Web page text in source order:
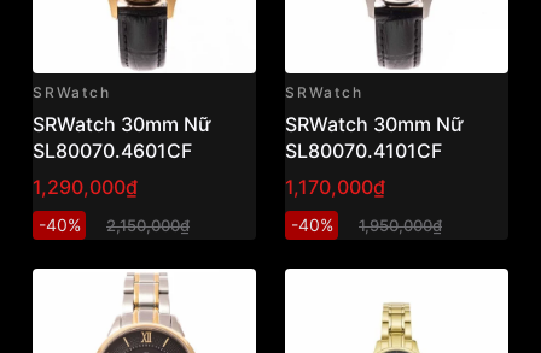
SRWatch
SRWatch 30mm Nữ
SL80070.4601CF
1,290,000₫
-40% 2,150,000₫
SRWatch
SRWatch 30mm Nữ
SL80070.4101CF
1,170,000₫
-40% 1,950,000₫